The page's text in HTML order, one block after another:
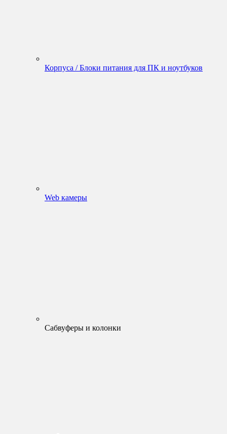
Корпуса / Блоки питания для ПК и ноутбуков
Web камеры
Сабвуферы и колонки